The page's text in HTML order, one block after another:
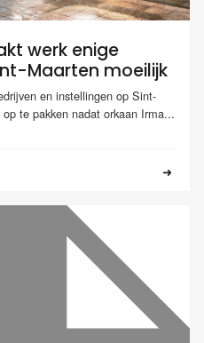
werk enige
Maarten moeilijk
en instellingen op Sint-
te pakken nadat orkaan Irma...